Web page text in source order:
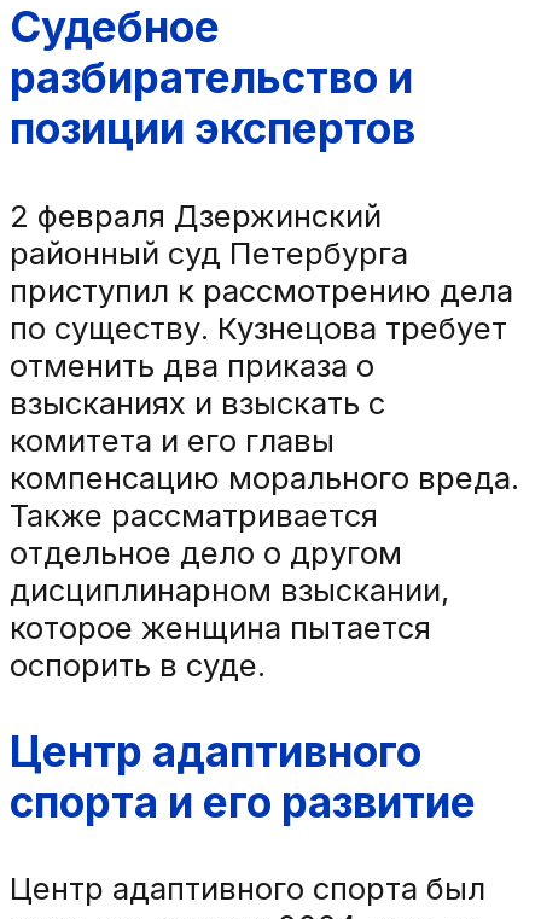
Судебное
разбирательство и
позиции экспертов
2 февраля Дзержинский
районный суд Петербурга
приступил к рассмотрению дела
по существу. Кузнецова требует
отменить два приказа о
взысканиях и взыскать с
комитета и его главы
компенсацию морального вреда.
Также рассматривается
отдельное дело о другом
дисциплинарном взыскании,
которое женщина пытается
оспорить в суде.
Центр адаптивного
спорта и его развитие
Центр адаптивного спорта был